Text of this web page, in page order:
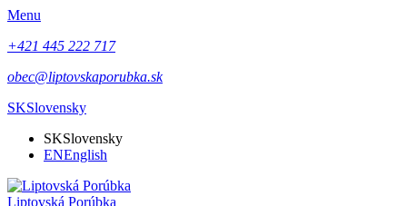
Menu
+421 445 222 717
obec@liptovskaporubka.sk
SKSlovensky
SKSlovensky
ENEnglish
Liptovská Porúbka